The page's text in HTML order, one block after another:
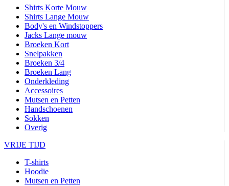
Shirts Korte Mouw
Shirts Lange Mouw
Body's en Windstoppers
Jacks Lange mouw
Broeken Kort
Snelpakken
Broeken 3/4
Broeken Lang
Onderkleding
Accessoires
Mutsen en Petten
Handschoenen
Sokken
Overig
VRIJE TIJD
T-shirts
Hoodie
Mutsen en Petten